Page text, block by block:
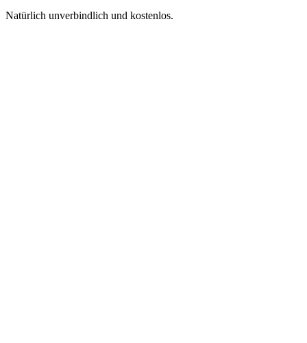
Natürlich unverbindlich und kostenlos.